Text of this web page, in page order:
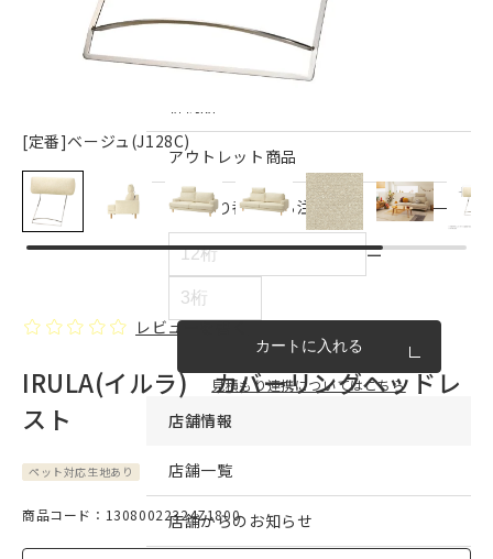
アウトレット商品
見積もり番号から注文する
ー
カートに入れる
見積もり連携についてはこちら
店舗情報
店舗一覧
店舗からのお知らせ
[定番]ベージュ(J128C)
レビューを書く
IRULA(イルラ) カバーリングヘッドレ
スト
ペット対応生地あり
商品コード：13080022324Z1800